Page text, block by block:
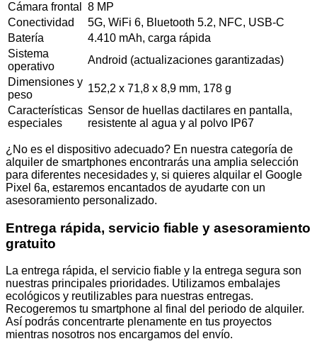
Cámara frontal
8 MP
Conectividad
5G, WiFi 6, Bluetooth 5.2, NFC, USB-C
Batería
4.410 mAh, carga rápida
Sistema
operativo
Android (actualizaciones garantizadas)
Dimensiones y
peso
152,2 x 71,8 x 8,9 mm, 178 g
Características
especiales
Sensor de huellas dactilares en pantalla,
resistente al agua y al polvo IP67
¿No es el dispositivo adecuado? En nuestra categoría de
alquiler de smartphones encontrarás una amplia selección
para diferentes necesidades y, si quieres alquilar el Google
Pixel 6a, estaremos encantados de ayudarte con un
asesoramiento personalizado.
Entrega rápida, servicio fiable y asesoramiento
gratuito
La entrega rápida, el servicio fiable y la entrega segura son
nuestras principales prioridades. Utilizamos embalajes
ecológicos y reutilizables para nuestras entregas.
Recogeremos tu smartphone al final del periodo de alquiler.
Así podrás concentrarte plenamente en tus proyectos
mientras nosotros nos encargamos del envío.